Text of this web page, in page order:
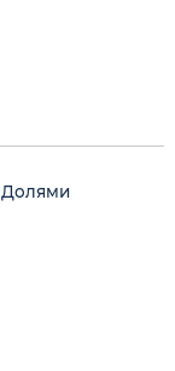
Долями